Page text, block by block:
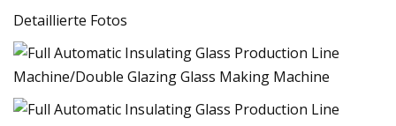
Detaillierte Fotos